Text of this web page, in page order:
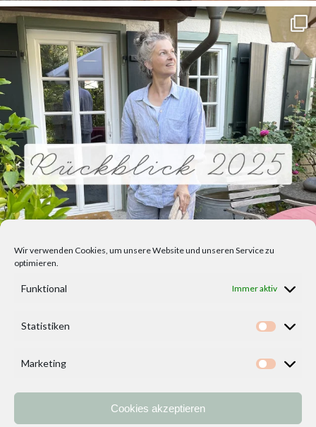
Wir verwenden Cookies, um unsere Website und unseren Service zu
optimieren.
Funktional Immer aktiv
Statistiken
Marketing
Cookies akzeptieren